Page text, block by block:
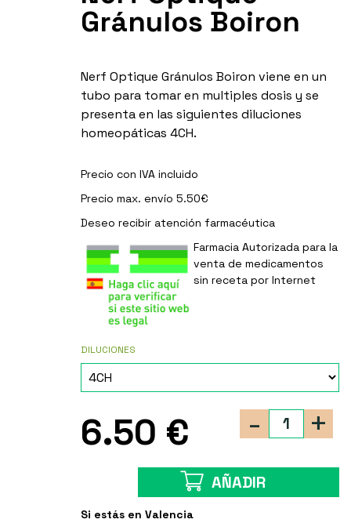
Gránulos Boiron
Nerf Optique Gránulos Boiron viene en un
tubo para tomar en multiples dosis y se
presenta en las siguientes diluciones
homeopáticas 4CH.
Precio con IVA incluido
Precio max. envío 5.50€
Deseo recibir atención farmacéutica
Farmacia Autorizada para la
venta de medicamentos
sin receta por Internet
DILUCIONES
6.50 € +
-
AÑADIR
Si estás en Valencia